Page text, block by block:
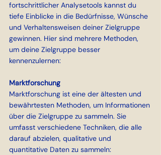
fortschrittlicher Analysetools kannst du
tiefe Einblicke in die Bedürfnisse, Wünsche
und Verhaltensweisen deiner Zielgruppe
gewinnen. Hier sind mehrere Methoden,
um deine Zielgruppe besser
kennenzulernen:
Marktforschung
Marktforschung ist eine der ältesten und
bewährtesten Methoden, um Informationen
über die Zielgruppe zu sammeln. Sie
umfasst verschiedene Techniken, die alle
darauf abzielen, qualitative und
quantitative Daten zu sammeln: